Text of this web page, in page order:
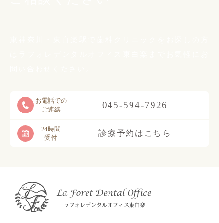
お電話での
ご連絡
045-594-7926
24時間
受付
診療予約はこちら